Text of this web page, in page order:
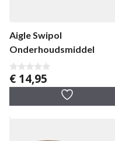
Aigle Swipol
Onderhoudsmiddel
0
v
€ 14,95